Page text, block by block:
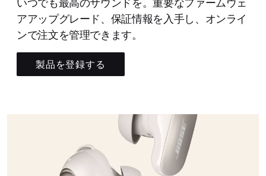
いつでも最高のサウンドを。重要なファームウェ
アアップグレード、保証情報を入手し、オンライ
ンで注文を管理できます。
製品を登録する